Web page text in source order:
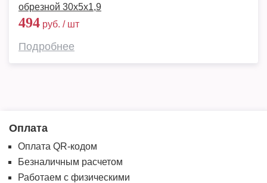
обрезной 30x5x1,9
494 руб. / шт
Подробнее
Оплата
Оплата QR-кодом
Безналичным расчетом
Работаем с физическими